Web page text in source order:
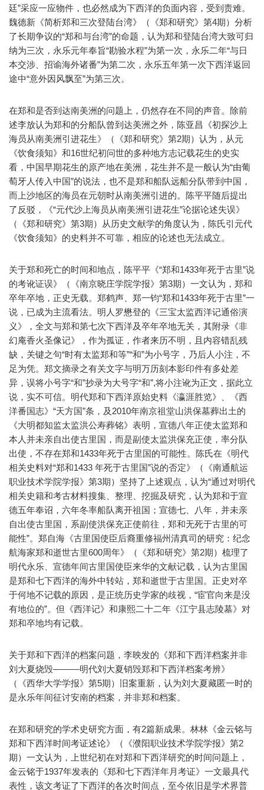
廷”采应一应物件，也必然成为下西洋的负面内容，受到责难。
魏德新《简析郑和三次登陆台湾》（《郑和研究》第4期）分析
了长期争议的“郑和与台湾”的命题，认为郑和登陆台湾大致可归
纳为三次，永乐元年奉旨“勘验水程”为第一次，永乐二年“与日
本交涉、招谕海外诸番”为第二次，永乐五年第一次下西洋返回
途中“意外因风飘至”为第三次。
在郑和是否到达南美洲的问题上，仍然存在不同的声音。除前
述李放认为郑和的分船队曾到达美洲之外，陈亚昌《初探沙上
海员从南美洲引进花生》（《郑和研究》第2期）认为，从元
《饮食须知》和16世纪初问世的多种地方志记载花生的史实
看，中国早期花生的原产地在美洲，花生并不是一般认为“由葡
萄牙人传入中国”的说法，也不是郑和船队远船分队带到中国，
而上沙地区的海员在元朝时从南美洲引进的。陈平平随后提出
了反驳，《“元代沙上海员从南美洲引进花生”论据论述失误》
（《郑和研究》第3期）从历史文献学的角度认为，陈氏引元代
《饮食须知》的史料并不可靠，相应的论述也无法成立。
关于郑和死亡的时间和地点，陈平平《“郑和1433年死于古里”说
的考讹证误》（《南京晓庄学院学报》第3期）一文认为，郑和
卒年卒地，正史无载。郑鹤声、郑一钧“郑和1433年死于古里”一
说，已成为主流看法。明人罗懋登的《三宝太监西洋记通俗演
义》，全文与郑和第七次下西洋及卒年卒地无关，其附录《非
幻庵香火圣像记》，作为孤证，作者来历不明，且内容错乱残
缺，关键之句“时有太监郑和等”“和”为小号字，乃后人小注，不
足为凭。郑文摘录之有关文字与明万历刻本影印件有多处差
异，误将小号字“和”抄录为大号字“和”,将小注讹为正文，据此立
说，实不可信。明代郑和下西洋原始史料《瀛涯胜览》、《西
洋番国志》“天方国”条，及2010年南京祖堂山洪保墓葬出土的
《大明都知监太监洪公寿葬铭》表明，宣德八年正使太监郑和
本人并未亲自出使古里国，而是副使太监洪保充正使，率分队
出使，不存在郑和1433年死于古里国的可能性。陈氏在《明代
相关史料对“郑和1433 年死于古里国”说的否定》（《南通航运
职业技术学院学报》第3期）坚持了上述观点，认为“通过对明代
相关史籍和考古材料搜集、整理、挖掘及研究，认为郑和于宣
德五年奉诏，六年冬率船队离开祖国；宣德七、八年，并未亲
自出使古里国，系副使洪保充正使前往，郑和无死于古里的可
能性”。郑自海《古里国使臣后裔重修福州清真司的研究：纪念
航海家郑和逝世古里600周年》（《郑和研究》第2期）梳理了
明代永乐、宣德年间古里国使臣来华的文献记载，认为古里国
是郑和七下西洋的海外中转站，郑和逝世于古里国。正史对卒
于何地不记载的原因，是正统历史学家的歧视，“宦官向来是没
有地位的”。但《西洋记》和康熙二十二年《江宁县志陵墓》对
郑和卒地均有记载。
关于郑和下西洋的档案问题，李映发的《郑和下西洋档案并非
刘大夏烧毁———明代刘大夏销毁郑和下西洋档案考辨》
（《西华大学学报》第5期）旧案重新，认为刘大夏藏匿一时的
是永乐年间征讨安南的档案，并非郑和档案。
在郑和研究的学术史研究方面，有2篇新成果。林林《金云铭与
郑和下西洋时间考证述论》（《濮阳职业技术学院学报》第2
期）一文认为，上世纪初在对郑和下西洋研究的时间问题上，
金云铭于1937年发表的《郑和七下西洋年月考证》一文最具代
表性，该文考证了下西洋的各次时间点，至今依旧是学术界普